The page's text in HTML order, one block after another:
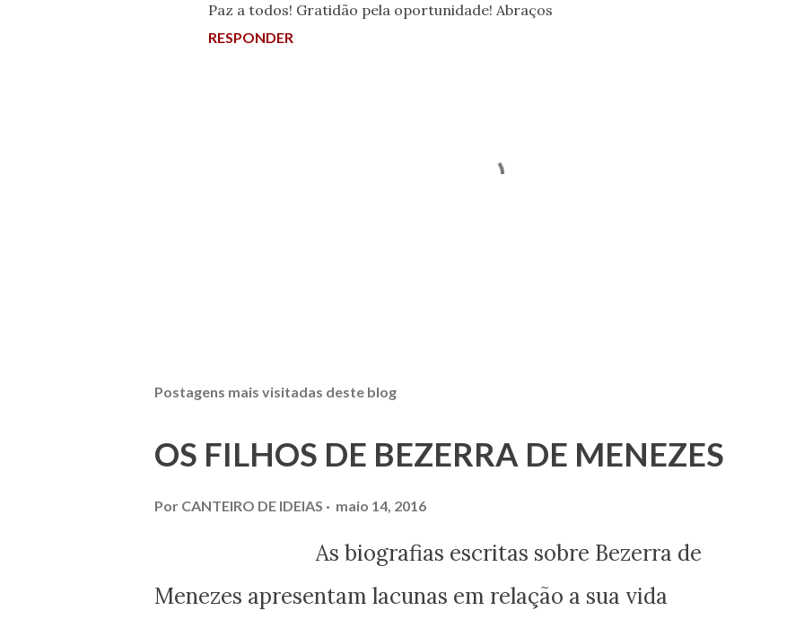
Paz a todos! Gratidão pela oportunidade! Abraços
RESPONDER
a
m
m
á
Postagens mais visitadas deste blog
OS FILHOS DE BEZERRA DE MENEZES
Por CANTEIRO DE IDEIAS maio 14, 2016
As biografias escritas sobre Bezerra de
Menezes apresentam lacunas em relação a sua vida